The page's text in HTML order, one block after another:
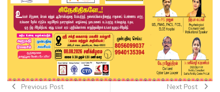
Previous Post Next Post